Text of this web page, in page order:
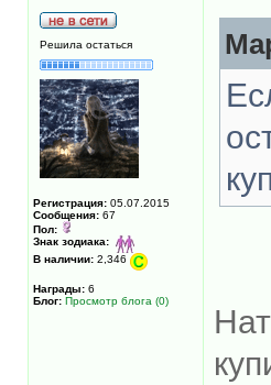
Решила остаться
Регистрация: 05.07.2015
Сообщения: 67
Пол:
Знак зодиака:
В наличии: 2,346
Награды: 6
Блог: Просмотр блога (0)